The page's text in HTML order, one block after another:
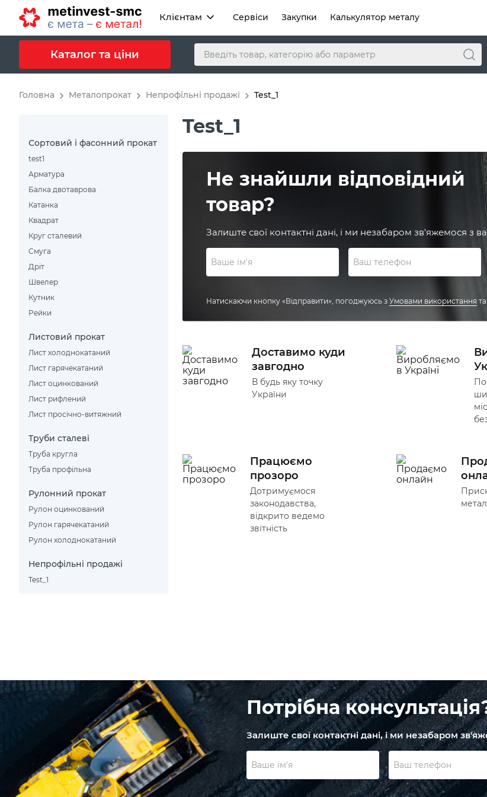
Клієнтам Сервіси Закупки Калькулятор металу
Каталог та ціни
Головна Металопрокат Непрофільні продажі Test_1
Сортовий і фасонний прокат
test1
Арматура
Балка двотаврова
Катанка
Квадрат
Круг сталевий
Смуга
Дріт
Швелер
Кутник
Рейки
Листовий прокат
Лист холоднокатаний
Лист гарячекатаний
Лист оцинкований
Лист рифлений
Лист просічно-витяжний
Труби сталеві
Труба кругла
Труба профільна
Рулонний прокат
Рулон оцинкований
Рулон гарячекатаний
Рулон холоднокатаний
Непрофільні продажі
Test_1
Test_1
Не знайшли відповідний
товар?
Залиште свої контактні дані, і ми незабаром зв'яжемося з
Натискаючи кнопку «Відправити», погоджуюсь з Умовами використання
Доставимо куди
завгодно
В будь яку точку
України
Працюємо
прозоро
Дотримуємося
законодавства,
відкрито ведемо
звітність
Потрібна
Залиште свої контактні дані, і ми незабаром